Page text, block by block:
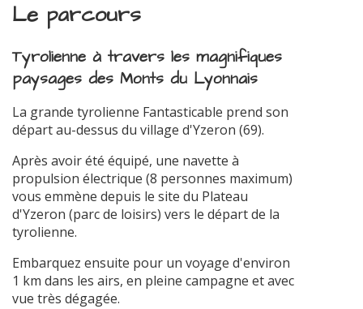
Le parcours
Tyrolienne à travers les magnifiques
paysages des Monts du Lyonnais
La grande tyrolienne Fantasticable prend son
départ au-dessus du village d'Yzeron (69).
Après avoir été équipé, une navette à
propulsion électrique (8 personnes maximum)
vous emmène depuis le site du Plateau
d'Yzeron (parc de loisirs) vers le départ de la
tyrolienne.
Embarquez ensuite pour un voyage d'environ
1 km dans les airs, en pleine campagne et avec
vue très dégagée.